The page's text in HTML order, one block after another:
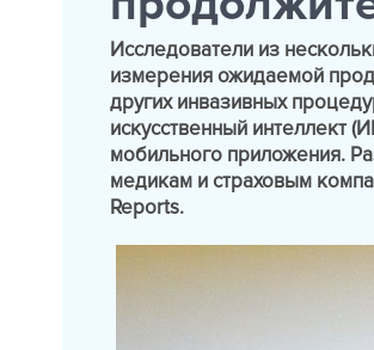
Исследователи из
измерения ожидаемой
других инвазивных
искусственный интеллект
мобильного приложения.
медикам и страховым
Reports.